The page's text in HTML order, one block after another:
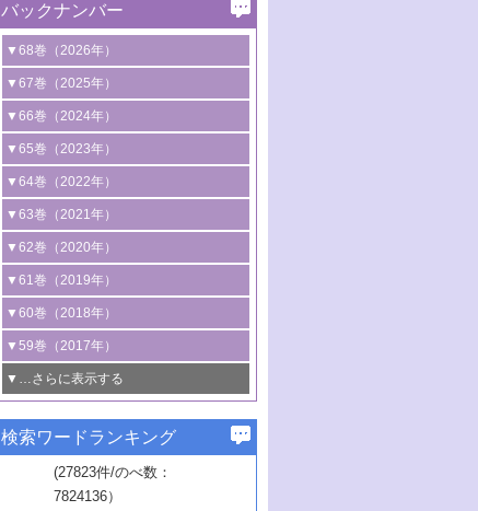
バックナンバー
▼68巻（2026年）
1号 過酸化水素合成に関する研究動向
2号 コンピューター技術により加速する
触媒開発
3号 有機分子変換やCO 資源化のための
光触媒に関する最近の研究
B号 第137回触媒討論会（2026年）
▼67巻（2025年）
1号 CO
水素化によるグリーン燃料/グリ
ーンケミカル製造
2号 水素製造のための水分解技術に関す
る最近の研究
3号 オレフィン系樹脂の精密合成に関す
る最新技術
4号 アルコール類の効率的変換を実現す
る非貴金属触媒の研究動向
5号 ゼオライトの合成と応用における研
究動向
6号 ヘテロ接合界面
B号 第135回触媒討論会（2025年）
▼66巻（2024年）
1号 低次元ナノ構造を有する触媒材料
2号 規制反応場を活用した固体触媒研究
の新展開
3号 未踏分子変換を目指した酸化触媒プ
ロセスの最前線
4号 シンクロトロン放射光および中性子
線を利用した触媒解析技術の最先端
5号 単原子触媒
6号 参照触媒委員会からのお知らせ
B号 第133回触媒討論会（2023年）
▼65巻（2023年）
1号 炭素が関わる触媒機能
2号 プラスチックケミカルリサイクルの
ための触媒技術
3号 非酸化物系金属化合物を基盤とした
触媒材料の開発
4号 格子酸素・格子酸素欠陥を利用した
触媒反応
5号 生体触媒によるエネルギー変換反応
6号 窒素とリンの循環のための触媒・機
能性材料
▼64巻（2022年）
1号 合成ガス製造とCOを用いるケミカル
ズ合成の最新動向
2号 化学品合成のための合金触媒開発
3号 CO の排出削減および有効活用のた
めの触媒技術
4号 若手による情報発信企画～とびたて
若き触媒の研究者たち～（1）
若き触媒の研究者たち～（2）
6号 石油のノーブル・ユースを志向した
触媒技術
▼63巻（2021年）
1号 金触媒の新展開
2号 ペロブスカイト
3号 特殊反応場を利用した触媒的分子変
換反応
4号 多孔質材料を用いた触媒の新展開
5号 情報学的手法を用いた触媒開発
6号 カーボンニュートラルに向けた電解
技術
B号 第127回触媒討論会（2021年・オン
ライン開催(Zoom)のみ）
▼62巻（2020年）
1号 触媒設計を拓く欠陥構造のキャラク
タリゼーション
2号 機能化学品製造に資するクリーンな
触媒的酸化反応
3号 水処理のための触媒化学
4号 光触媒を用いた水分解の最新の研究
動向
5号 次世代の触媒プロセスを支えるマイ
▼61巻（2019年）
1号 物質移動制御に着目した触媒プロセ
ス開発
2号 CO2 フリー水素サプライチェーンに
関わる触媒開発動向
3号 精密高分子合成に関する最近の研究
動向
4号 バイオマス化成品製造のための触媒
▼60巻（2018年）
1号 固体酸触媒の最新の研究動向
2号 二酸化炭素からの有用化学品合成
3号 ナノ粒子・クラスター触媒の最前線
4号 60周年記念企画
5号 進化するゼオライト合成技術
6号 非貴金属系触媒における電気化学的
▼59巻（2017年）
1号 いたるところに，触媒
最先端技術
3号 無機分離膜材料の開発と触媒反応プ
ロセスへの適用
▼…さらに表示する
1号 ユニークな構造の高分子を生み出す触
2号 リグニンからの化成品製造に向けた触
▼57巻（2015年）
1号 水素キャリアにかかわる触媒技術の新
▼56巻（2014年）
検索ワードランキング
(27823件/のべ数：
7824136）